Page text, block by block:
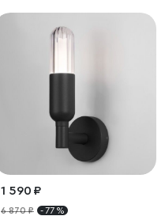
1 590 ₽
6 870 ₽ - 77 %